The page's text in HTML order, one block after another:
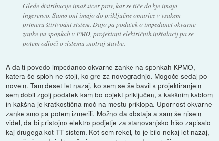
Glede distribucije imaš sicer prav, kar se tiče do kje imajo
ingerenco. Samo oni imajo do priključne omarice v vsakem
primeru štirivodni sistem. Dajo pa podatek o impedanci okvarne
zanke na sponkah v PMO, projektant električnih inštalacij pa se
potem odloči o sistemu znotraj stavbe.
A da ti povedo impedanco okvarne zanke na sponkah KPMO,
katera še sploh ne stoji, ko gre za novogradnjo. Mogoče sedaj po
novem. Tam deset let nazaj, ko sem se še bavil s projektiranjem
sem dobil zgolj podatek kam bo objekt priključen, s kakšnim kablom
in kakšna je kratkostična moč na mestu priklopa. Upornost okvarne
zanke smo pa potem izmerili. Možno da obstaja a sam še nisem
videl, da bi pristojno elektro podjetje za stanovanjsko hišo zapisalo
kaj drugega kot TT sistem. Kot sem rekel, to je bilo nekaj let nazaj,